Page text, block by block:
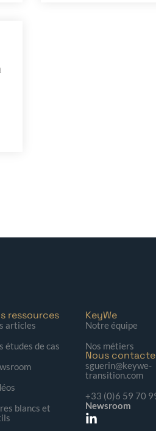
ressources
articles
études de cas
blancs et
KeyWe
Notre équipe
Nos métiers
Nous
sguerin@keywe-
transition.com
+33 (0)6 59 70
Newsroom